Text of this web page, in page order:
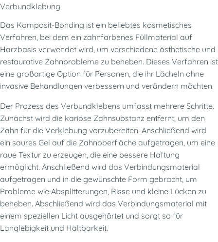
Verbundklebung
Das Komposit-Bonding ist ein beliebtes kosmetisches
Verfahren, bei dem ein zahnfarbenes Füllmaterial auf
Harzbasis verwendet wird, um verschiedene ästhetische und
restaurative Zahnprobleme zu beheben. Dieses Verfahren ist
eine großartige Option für Personen, die ihr Lächeln ohne
invasive Behandlungen verbessern und verändern möchten.
Der Prozess des Verbundklebens umfasst mehrere Schritte.
Zunächst wird die kariöse Zahnsubstanz entfernt, um den
Zahn für die Verklebung vorzubereiten. Anschließend wird
ein saures Gel auf die Zahnoberfläche aufgetragen, um eine
raue Textur zu erzeugen, die eine bessere Haftung
ermöglicht. Anschließend wird das Verbindungsmaterial
aufgetragen und in die gewünschte Form gebracht, um
Probleme wie Absplitterungen, Risse und kleine Lücken zu
beheben. Abschließend wird das Verbindungsmaterial mit
einem speziellen Licht ausgehärtet und sorgt so für
Langlebigkeit und Haltbarkeit.